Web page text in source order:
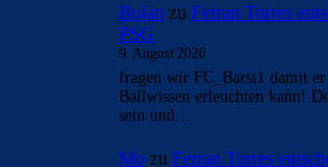
Bojan zu Ferran Torres
PSG
9. August 2026
fragen wir FC_Barsi1 damit
Ballwissen erleuchten kann!
sein und…
Mo zu Ferran Torres